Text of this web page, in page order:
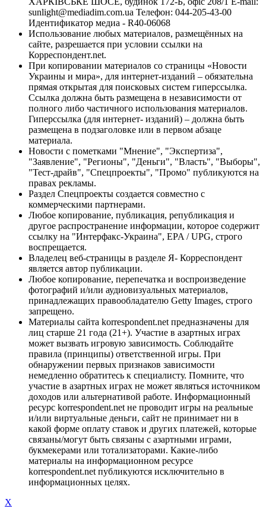
sunlight@mediadim.com.ua Телефон: 044-205-43-00
Идентификатор медиа - R40-06068
Использование любых материалов, размещённых на
сайте, разрешается при условии ссылки на
Корреспондент.net.
При копировании материалов со страницы «Новости
Украины и мира», для интернет-изданий – обязательна
прямая открытая для поисковых систем гиперссылка.
Ссылка должна быть размещена в независимости от
полного либо частичного использования материалов.
Гиперссылка (для интернет- изданий) – должна быть
размещена в подзаголовке или в первом абзаце
материала.
Новости с пометками "Мнение", "Экспертиза",
"Заявление", "Регионы", "Деньги", "Власть", "Выборы",
"Тест-драйв", "Спецпроекты", "Промо" публикуются на
правах рекламы.
Раздел Спецпроекты создается совместно с
коммерческими партнерами.
Любое копирование, публикация, републикация и
другое распространение информации, которое содержит
ссылку на "Интерфакс-Украина", EPA / UPG, строго
воспрещается.
Владелец веб-страницы в разделе Я- Корреспондент
является автор публикации.
Любое копирование, перепечатка и воспроизведение
фотографий и/или аудиовизуальных материалов,
принадлежащих правообладателю Getty Images, строго
запрещено.
Материалы сайта korrespondent.net предназначены для
лиц старше 21 года (21+). Участие в азартных играх
может вызвать игровую зависимость. Соблюдайте
правила (принципы) ответственной игры. При
обнаружении первых признаков зависимости
немедленно обратитесь к специалисту. Помните, что
участие в азартных играх не может являться источником
доходов или альтернативой работе. Информационный
ресурс korrespondent.net не проводит игры на реальные
и/или виртуальные деньги, сайт не принимает ни в
какой форме оплату ставок и других платежей, которые
связаны/могут быть связаны с азартными играми,
букмекерами или тотализаторами. Какие-либо
материалы на информационном ресурсе
korrespondent.net публикуются исключительно в
информационных целях.
X